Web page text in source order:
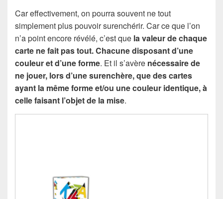
Car effectivement, on pourra souvent ne tout
simplement plus pouvoir surenchérir. Car ce que l’on
n’a point encore révélé, c’est que la valeur de chaque
carte ne fait pas tout. Chacune disposant d’une
couleur et d’une forme. Et il s’avère nécessaire de
ne jouer, lors d’une surenchère, que des cartes
ayant la même forme et/ou une couleur identique, à
celle faisant l’objet de la mise.